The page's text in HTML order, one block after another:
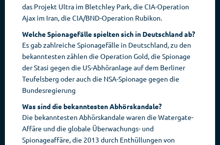
das Projekt Ultra im Bletchley Park, die CIA-Operation
Ajax im Iran, die CIA/BND-Operation Rubikon.
Welche Spionagefälle spielten sich in Deutschland ab?
Es gab zahlreiche Spionagefälle in Deutschland, zu den
bekanntesten zählen die Operation Gold, die Spionage
der Stasi gegen die US-Abhöranlage auf dem Berliner
Teufelsberg oder auch die NSA-Spionage gegen die
Bundesregierung
Was sind die bekanntesten Abhörskandale?
Die bekanntesten Abhörskandale waren die Watergate-
Affäre und die globale Überwachungs- und
Spionageaffäre, die 2013 durch Enthüllungen von